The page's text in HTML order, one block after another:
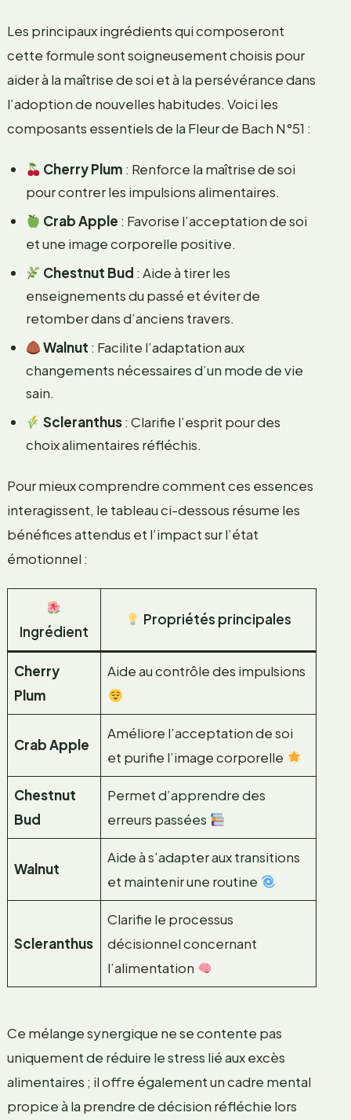
Les principaux ingrédients qui composeront
cette formule sont soigneusement choisis pour
aider à la maîtrise de soi et à la persévérance dans
l’adoption de nouvelles habitudes. Voici les
composants essentiels de la Fleur de Bach N°51 :
Cherry Plum : Renforce la maîtrise de soi
pour contrer les impulsions alimentaires.
Crab Apple : Favorise l’acceptation de soi
et une image corporelle positive.
Chestnut Bud : Aide à tirer les
enseignements du passé et éviter de
retomber dans d’anciens travers.
Walnut : Facilite l’adaptation aux
changements nécessaires d’un mode de vie
sain.
Scleranthus: Clarifie l’esprit pour des
choix alimentaires réfléchis.
Pour mieux comprendre comment ces essences
interagissent, le tableau ci-dessous résume les
bénéfices attendus et l’impact sur l’état
émotionnel :
Ingrédient
Propriétés principales
Cherry
Plum
Aide au contrôle des impulsions
Crab Apple
Améliore l’acceptation de soi
et purifie l’image corporelle
Chestnut
Bud
Permet d’apprendre des
erreurs passées
Walnut
Aide à s’adapter aux transitions
et maintenir une routine
Scleranthus
Clarifie le processus
décisionnel concernant
l’alimentation
Ce mélange synergique ne se contente pas
uniquement de réduire le stress lié aux excès
alimentaires ; il offre également un cadre mental
propice à la prendre de décision réfléchie lors